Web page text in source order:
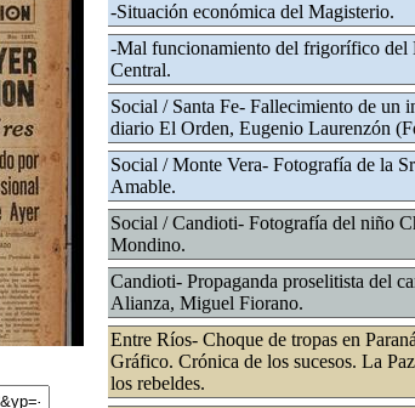
-Situación económica del Magisterio.
-Mal funcionamiento del frigorífico del
Central.
Social / Santa Fe- Fallecimiento de un
diario El Orden, Eugenio Laurenzón
Social / Monte Vera- Fotografía de la
Amable.
Social / Candioti- Fotografía del niño
Mondino.
Candioti- Propaganda proselitista del
Alianza, Miguel Fiorano.
Entre Ríos- Choque de tropas en
Gráfico. Crónica de los sucesos. La
los rebeldes.